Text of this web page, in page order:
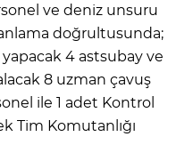
ve deniz unsuru
doğrultusunda;
4 astsubay ve
8 uzman çavuş
ile 1 adet Kontrol
Tim Komutanlığı